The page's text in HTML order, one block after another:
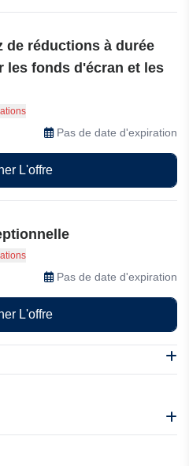
de réductions à durée
les fonds d'écran et les
à durée limitée sur les
et les cadrans : des offres réelles,
vérifiées quotidiennement.
Pas de date d'expiration
L'offre
fonds d'écran à prix
Pas de date d'expiration
L'offre